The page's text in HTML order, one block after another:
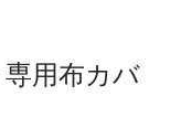
用布カバ